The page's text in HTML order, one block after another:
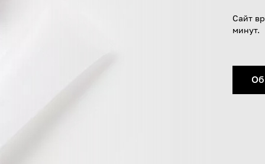
Сайт
минут.